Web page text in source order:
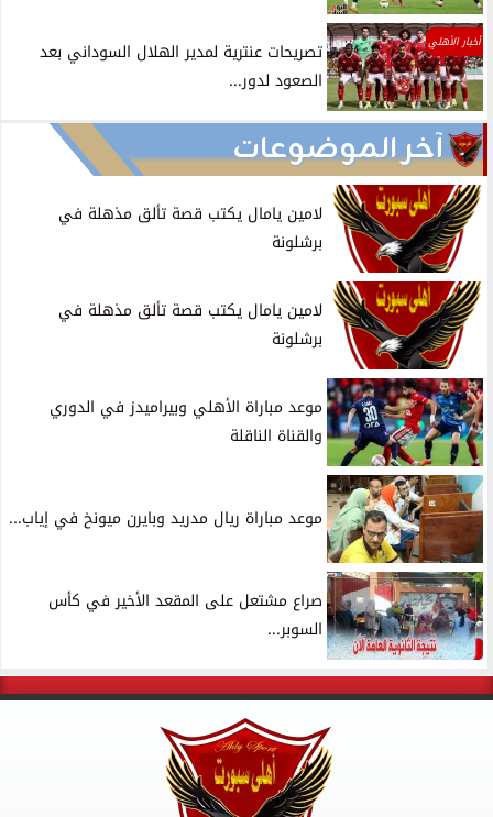
أخبار الأهلي
تصريحات عنترية لمدير الهلال السوداني بعد
الصعود لدور...
آخر الموضوعات
لامين يامال يكتب قصة تألق مذهلة في
برشلونة
لامين يامال يكتب قصة تألق مذهلة في
برشلونة
موعد مباراة الأهلي وبيراميدز في الدوري
والقناة الناقلة
موعد مباراة ريال مدريد وبايرن ميونخ في إياب...
صراع مشتعل على المقعد الأخير في كأس
السوبر...